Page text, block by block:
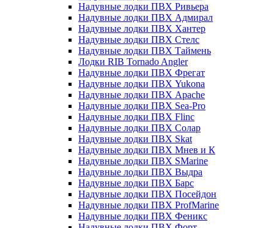
Надувные лодки ПВХ Ривьера
Надувные лодки ПВХ Адмирал
Надувные лодки ПВХ Хантер
Надувные лодки ПВХ Стелс
Надувные лодки ПВХ Таймень
Лодки RIB Tornado Angler
Надувные лодки ПВХ Фрегат
Надувные лодки ПВХ Yukona
Надувные лодки ПВХ Apache
Надувные лодки ПВХ Sea-Pro
Надувные лодки ПВХ Flinc
Надувные лодки ПВХ Солар
Надувные лодки ПВХ Skat
Надувные лодки ПВХ Мнев и К
Надувные лодки ПВХ SMarine
Надувные лодки ПВХ Выдра
Надувные лодки ПВХ Барс
Надувные лодки ПВХ Посейдон
Надувные лодки ПВХ ProfMarine
Надувные лодки ПВХ Феникс